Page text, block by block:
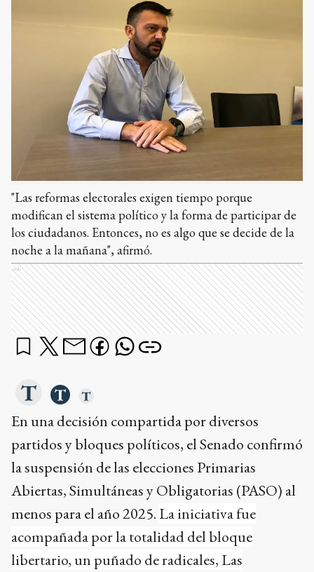
"Las reformas electorales exigen tiempo porque
modifican el sistema político y la forma de participar de
los ciudadanos. Entonces, no es algo que se decide de la
noche a la mañana", afirmó.
Ads
En una decisión compartida por diversos
partidos y bloques políticos, el Senado confirmó
la suspensión de las elecciones Primarias
Abiertas, Simultáneas y Obligatorias (PASO) al
menos para el año 2025. La iniciativa fue
acompañada por la totalidad del bloque
libertario, un puñado de radicales, Las